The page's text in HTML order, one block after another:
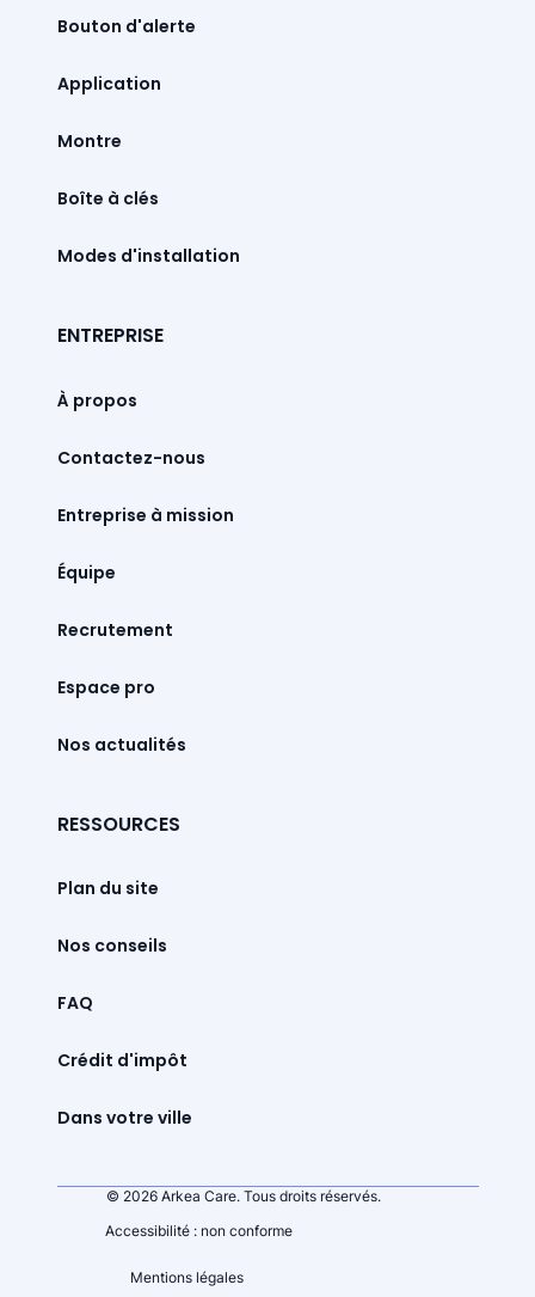
Bouton d'alerte
Montre
Boîte à clés
Modes d'installation
ENTREPRISE
À propos
Contactez-nous
Entreprise à mission
Équipe
Recrutement
Espace pro
Nos actualités
RESSOURCES
Plan du site
Nos conseils
FAQ
Crédit d'impôt
Dans votre ville
© 2026 Arkea Care. Tous droits réservés.
Accessibilité : non conforme
Mentions légales